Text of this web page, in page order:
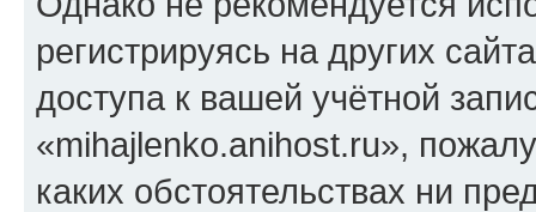
регистрируясь на других
доступа к вашей учётной
«mihajlenko.anihost.ru»,
каких обстоятельствах ни